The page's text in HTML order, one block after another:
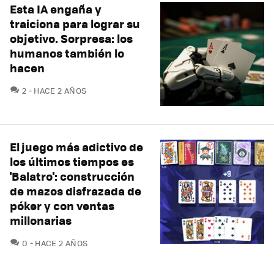
Esta IA engaña y
traiciona para lograr su
objetivo. Sorpresa: los
humanos también lo
hacen
2 COMENTARIOS
HACE 2 AÑOS
El juego más adictivo de
los últimos tiempos es
'Balatro': construcción
de mazos disfrazada de
póker y con ventas
millonarias
0 COMENTARIOS
HACE 2 AÑOS